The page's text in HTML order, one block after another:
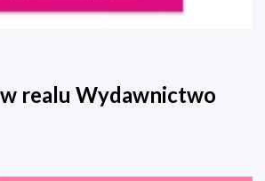
realu Wydawnictwo